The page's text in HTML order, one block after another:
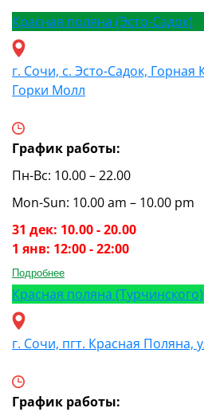
Красная поляна (Эсто-Садок)
г. Сочи, с. Эсто-Садок, Горная
Горки Молл
График работы:
Пн-Вс: 10.00 – 22.00
Mon-Sun: 10.00 am – 10.00 pm
31 дек: 10.00 - 20.00
1 янв: 12:00 - 22:00
Подробнее
Красная поляна (Турчинского)
г. Сочи, пгт. Красная Поляна,
График работы: